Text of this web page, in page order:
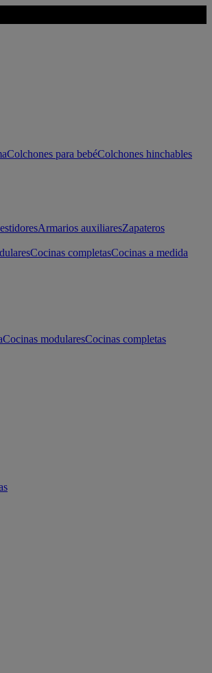
Colchones para bebéColchones hinchables
Armarios auxiliaresZapateros
Cocinas completasCocinas a medida
Cocinas modularesCocinas completas